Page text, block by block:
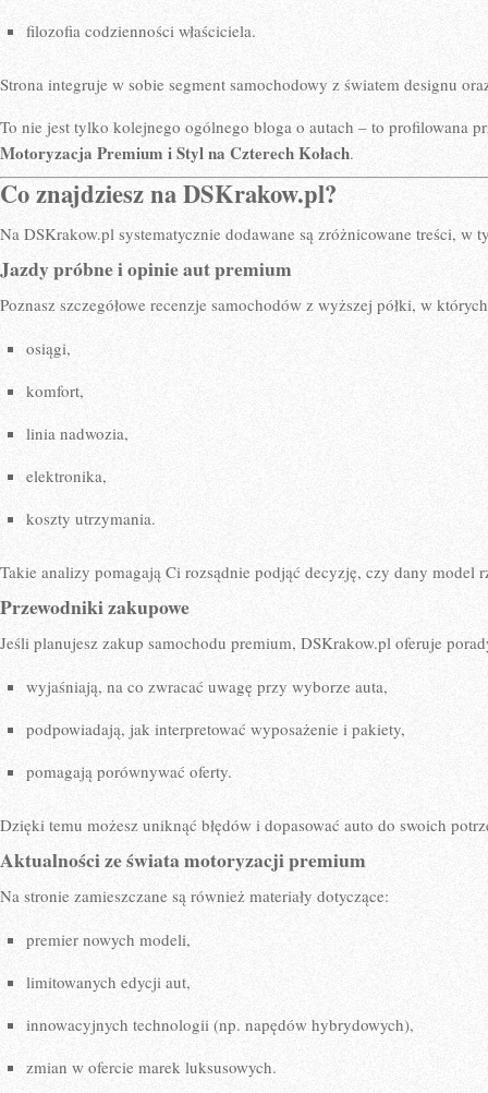
filozofia codzienności właściciela.
Strona integruje w sobie segment samochodowy z światem designu
To nie jest tylko kolejnego ogólnego bloga o autach – to profilowana
Motoryzacja Premium i Styl na Czterech Kołach.
Co znajdziesz na DSKrakow.pl?
Na DSKrakow.pl systematycznie dodawane są zróżnicowane treści, w
Jazdy próbne i opinie aut premium
Poznasz szczegółowe recenzje samochodów z wyższej półki, w
osiągi,
komfort,
linia nadwozia,
elektronika,
koszty utrzymania.
Takie analizy pomagają Ci rozsądnie podjąć decyzję, czy dany model
Przewodniki zakupowe
Jeśli planujesz zakup samochodu premium, DSKrakow.pl oferuje
wyjaśniają, na co zwracać uwagę przy wyborze auta,
podpowiadają, jak interpretować wyposażenie i pakiety,
pomagają porównywać oferty.
Dzięki temu możesz uniknąć błędów i dopasować auto do swoich
Aktualności ze świata motoryzacji premium
Na stronie zamieszczane są również materiały dotyczące:
premier nowych modeli,
limitowanych edycji aut,
innowacyjnych technologii (np. napędów hybrydowych),
zmian w ofercie marek luksusowych.